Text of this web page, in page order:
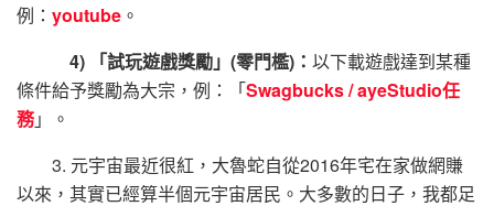
例： youtube 。
4) 「試玩遊戲獎勵」(零門檻)： 以下載遊戲達到某種
條件給予獎勵為大宗，例：「Swagbucks / ayeStudio任
務」。
3. 元宇宙最近很紅，大魯蛇自從2016年宅在家做網賺
以來，其實已經算半個元宇宙居民。大多數的日子，我都足